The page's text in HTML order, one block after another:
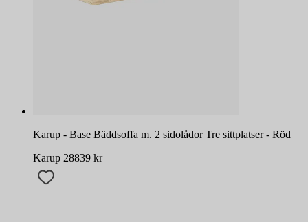
Karup - Base Bäddsoffa m. 2 sidolådor Tre sittplatser - Röd
Karup 28839 kr